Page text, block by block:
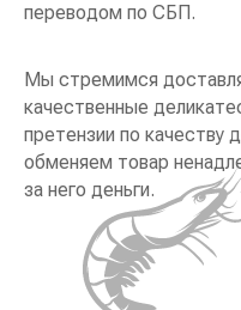
переводом по СБП.
Мы стремимся
качественные
претензии по качеству
обменяем товар
за него деньги.